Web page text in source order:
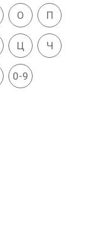
О П
Ц Ч
0-9